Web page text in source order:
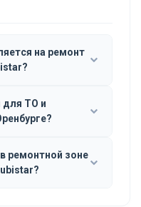
на ремонт
для ТО и
ремонтной зоне